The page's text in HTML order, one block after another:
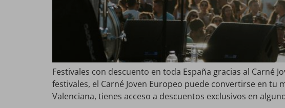
Festivales con descuento en toda España gracias al Carné
festivales, el Carné Joven Europeo puede convertirse en
Valenciana, tienes acceso a descuentos exclusivos en